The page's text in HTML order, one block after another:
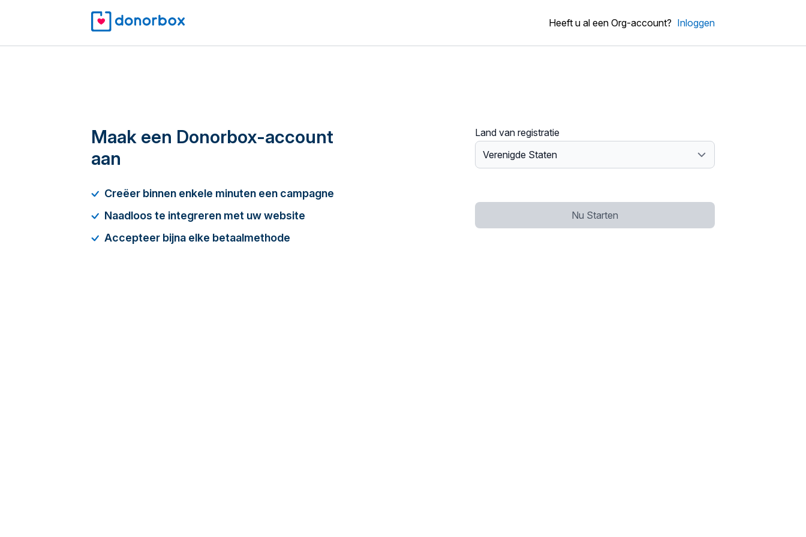
Heeft u al een Org-account? Inloggen
Maak een Donorbox-account
aan
Creëer binnen enkele minuten een campagne
Naadloos te integreren met uw website
Accepteer bijna elke betaalmethode
Land van registratie
Nu Starten